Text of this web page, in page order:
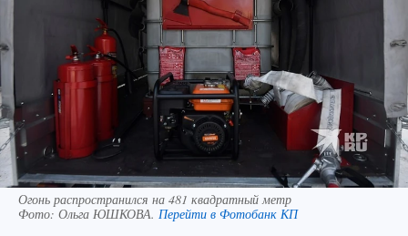
Огонь распространился на 481 квадратный метр
Фото: Ольга ЮШКОВА. Перейти в Фотобанк КП